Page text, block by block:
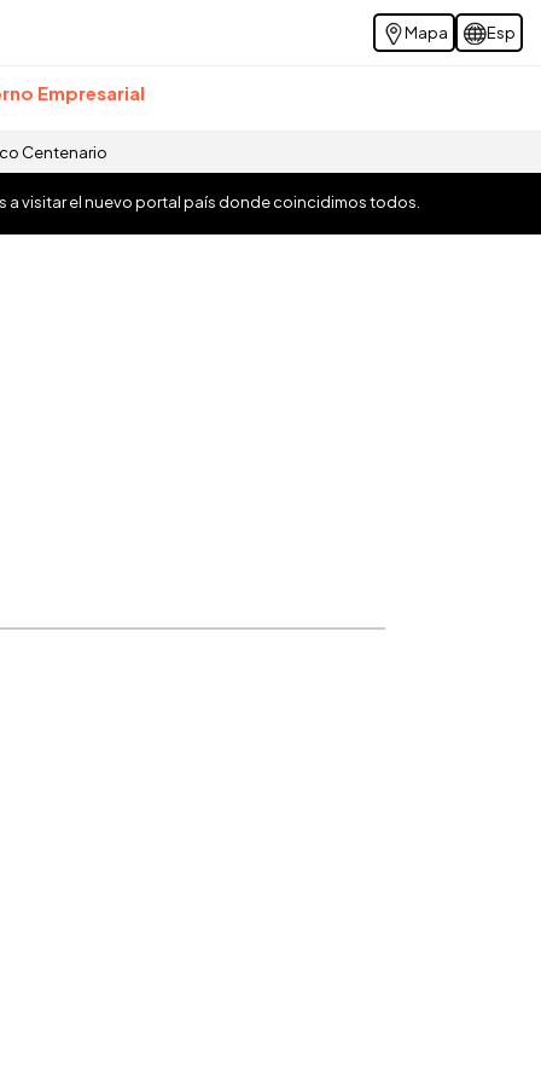
Mapa Esp
Empresarial
Centenario
a visitar el nuevo portal país donde coincidimos todos.